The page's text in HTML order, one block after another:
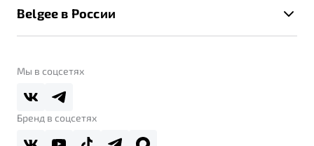
Помощь на дорогах
Belgee Линк
Belgee Плюс
Реферальная программа
Контакты
Belgee в России
О дилерском центре
Правовая информация
Мы в соцсетях
Бренд в соцсетях